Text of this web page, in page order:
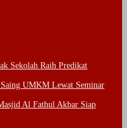
Sekolah Raih Predikat
UMKM Lewat Seminar
Al Fathul Akbar Siap